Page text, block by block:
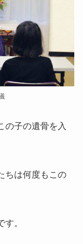
の子の遺骨を入
ちは何度もこの
。